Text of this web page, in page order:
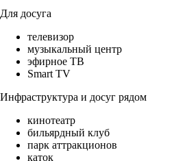
Для досуга
телевизор
музыкальный центр
эфирное ТВ
Smart TV
Инфраструктура и досуг рядом
кинотеатр
бильярдный клуб
парк аттракционов
каток